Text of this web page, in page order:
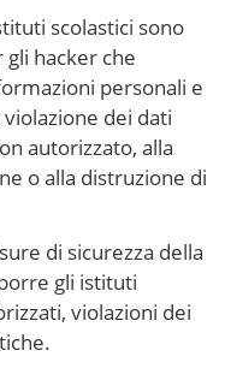
scolastici sono
hacker che
personali e
dei dati
autorizzato, alla
o alla distruzione di
di sicurezza della
gli istituti
violazioni dei